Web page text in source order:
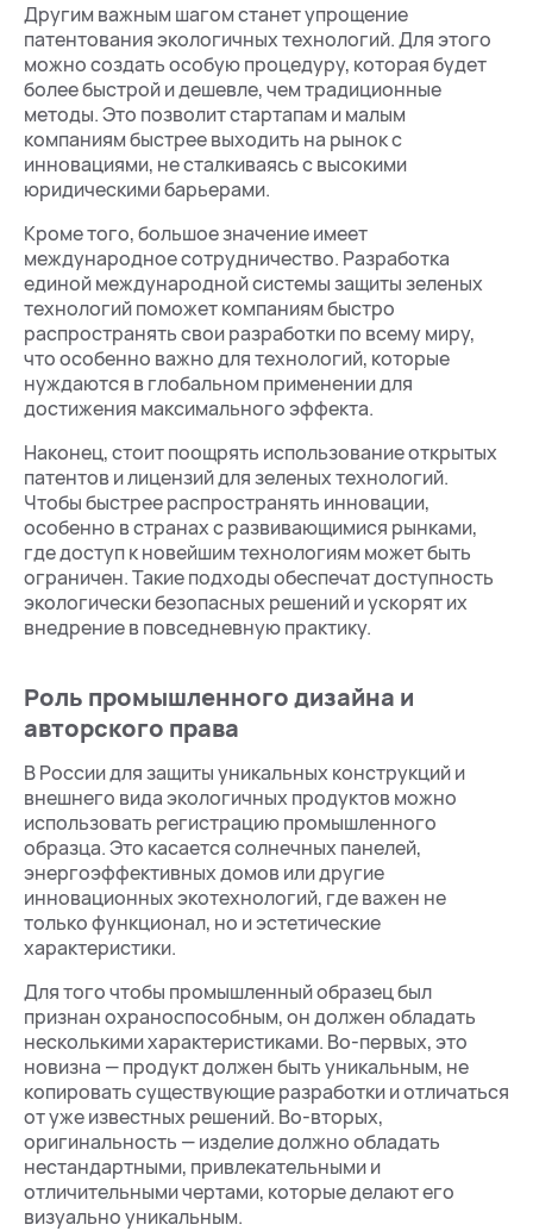
Другим важным шагом станет упрощение
патентования экологичных технологий. Для этого
можно создать особую процедуру, которая будет
более быстрой и дешевле, чем традиционные
методы. Это позволит стартапам и малым
компаниям быстрее выходить на рынок с
инновациями, не сталкиваясь с высокими
юридическими барьерами.
Кроме того, большое значение имеет
международное сотрудничество. Разработка
единой международной системы защиты зеленых
технологий поможет компаниям быстро
распространять свои разработки по всему миру,
что особенно важно для технологий, которые
нуждаются в глобальном применении для
достижения максимального эффекта.
Наконец, стоит поощрять использование открытых
патентов и лицензий для зеленых технологий.
Чтобы быстрее распространять инновации,
особенно в странах с развивающимися рынками,
где доступ к новейшим технологиям может быть
ограничен. Такие подходы обеспечат доступность
экологически безопасных решений и ускорят их
внедрение в повседневную практику.
Роль промышленного дизайна и
авторского права
В России для защиты уникальных конструкций и
внешнего вида экологичных продуктов можно
использовать регистрацию промышленного
образца. Это касается солнечных панелей,
энергоэффективных домов или другие
инновационных экотехнологий, где важен не
только функционал, но и эстетические
характеристики.
Для того чтобы промышленный образец был
признан охраноспособным, он должен обладать
несколькими характеристиками. Во-первых, это
новизна — продукт должен быть уникальным, не
копировать существующие разработки и отличаться
от уже известных решений. Во-вторых,
оригинальность — изделие должно обладать
нестандартными, привлекательными и
отличительными чертами, которые делают его
визуально уникальным.